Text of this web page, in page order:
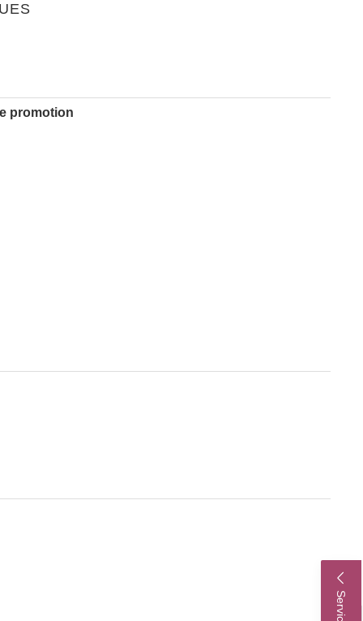
promotion